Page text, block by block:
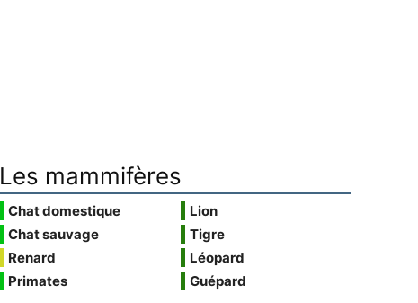
Les mammifères
Chat domestique
Chat sauvage
Renard
Primates
Lion
Tigre
Léopard
Guépard